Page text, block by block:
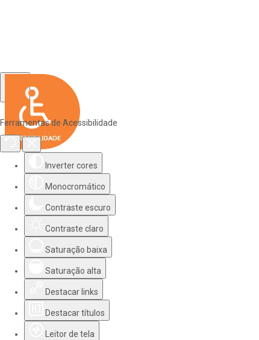
Ferramentas de Acessibilidade
Inverter cores
Monocromático
Contraste escuro
Contraste claro
Saturação baixa
Saturação alta
Destacar links
Destacar títulos
Leitor de tela